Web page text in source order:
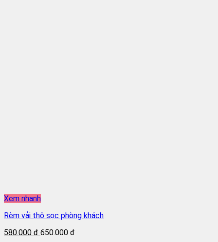
Xem nhanh
Rèm vải thô sọc phòng khách
580.000 đ 650.000 đ